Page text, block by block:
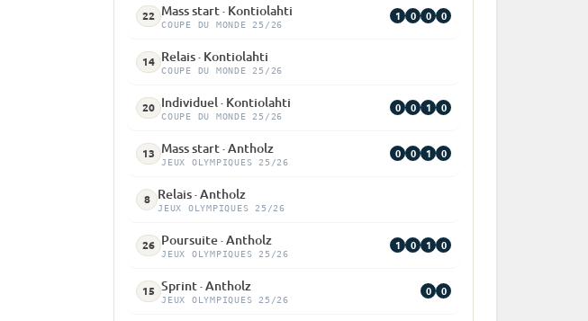
22 Mass start · Kontiolahti
COUPE DU MONDE 25/26
1 0 0 0
14 Relais · Kontiolahti
COUPE DU MONDE 25/26
20 Individuel · Kontiolahti
COUPE DU MONDE 25/26
0 0 1 0
13 Mass start · Antholz
JEUX OLYMPIQUES 25/26
0 0 1 0
8 Relais · Antholz
JEUX OLYMPIQUES 25/26
26 Poursuite · Antholz
JEUX OLYMPIQUES 25/26
1 0 1 0
15 Sprint · Antholz
JEUX OLYMPIQUES 25/26
0 0